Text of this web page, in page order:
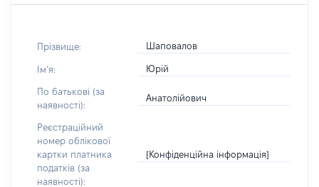
Прізвище: Шаповалов
Імʼя: Юрій
По батькові (за
наявності):
Анатолійович
Реєстраційний
номер облікової
картки платника
податків (за
наявності):
[Конфіденційна інформація]